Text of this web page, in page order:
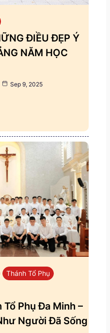
ĐIỀU ĐẸP Ý
NĂM HỌC
Sep 9, 2025
Thánh Tổ Phụ
Phụ Đa Minh –
Người Đã Sống